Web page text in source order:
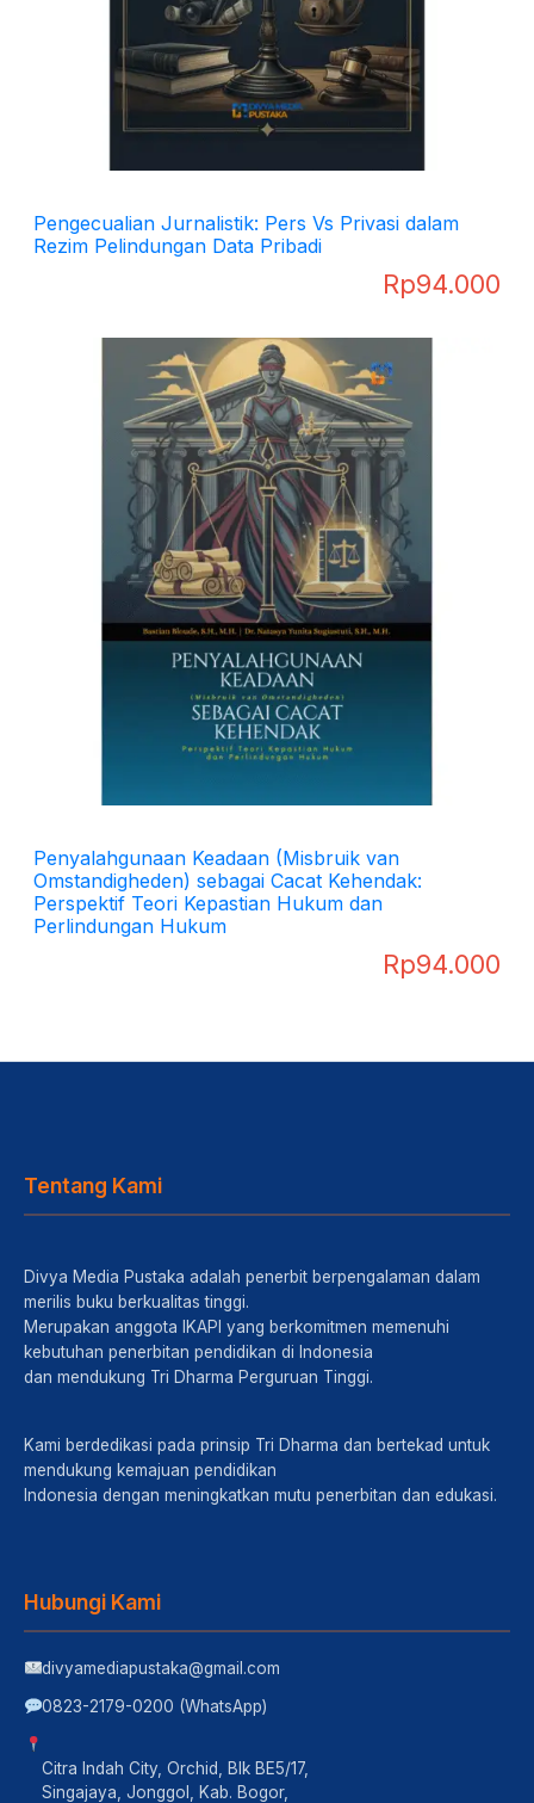
Pengecualian Jurnalistik: Pers Vs Privasi dalam
Rezim Pelindungan Data Pribadi
Rp94.000
Penyalahgunaan Keadaan (Misbruik van
Omstandigheden) sebagai Cacat Kehendak:
Perspektif Teori Kepastian Hukum dan
Perlindungan Hukum
Rp94.000
Tentang Kami
Divya Media Pustaka adalah penerbit berpengalaman dalam
merilis buku berkualitas tinggi.
Merupakan anggota IKAPI yang berkomitmen memenuhi
kebutuhan penerbitan pendidikan di Indonesia
dan mendukung Tri Dharma Perguruan Tinggi.
Kami berdedikasi pada prinsip Tri Dharma dan bertekad untuk
mendukung kemajuan pendidikan
Indonesia dengan meningkatkan mutu penerbitan dan edukasi.
Hubungi Kami
divyamediapustaka@gmail.com
0823-2179-0200 (WhatsApp)
Citra Indah City, Orchid, Blk BE5/17,
Singajaya, Jonggol, Kab. Bogor,